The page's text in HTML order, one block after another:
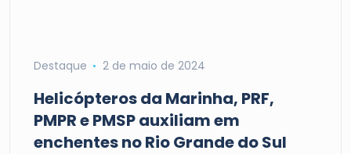
Destaque 2 de maio de 2024
Helicópteros da Marinha, PRF,
PMPR e PMSP auxiliam em
enchentes no Rio Grande do Sul